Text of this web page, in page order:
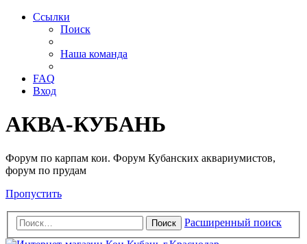
Ссылки
Поиск
Наша команда
FAQ
Вход
АКВА-КУБАНЬ
Форум по карпам кои. Форум Кубанских аквариумистов,
форум по прудам
Пропустить
Поиск Расширенный поиск